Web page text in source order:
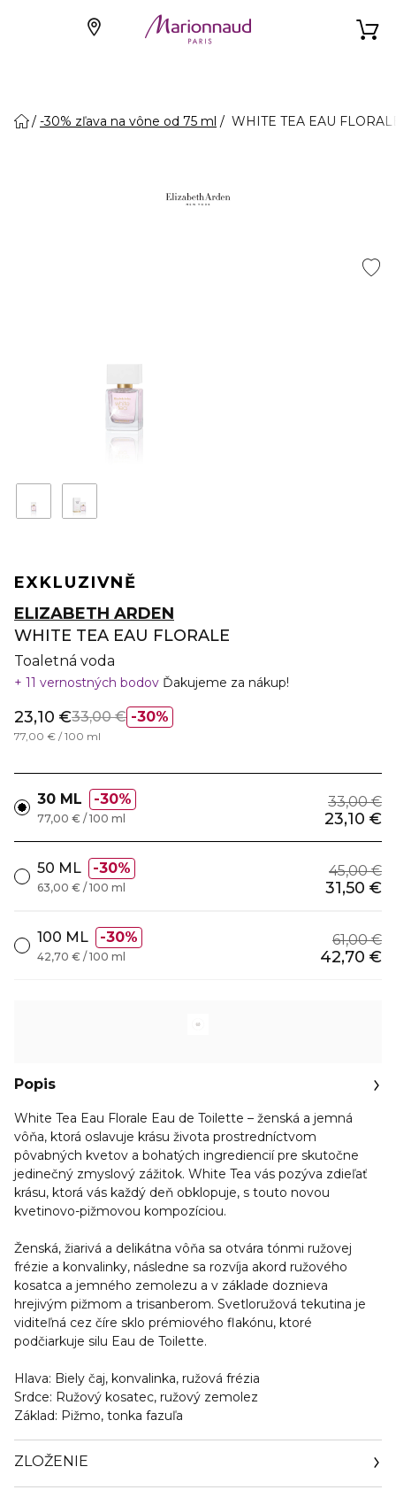
-30% zľava na vône od 75 ml WHITE TEA EAU
EXKLUZIVNĚ
ELIZABETH ARDEN
WHITE TEA EAU FLORALE
Toaletná voda
11 vernostných bodov Ďakujeme za nákup!
30%
23,10 €33,00 €
77,00 € / 100 ml
30 ML 30% 33,00 €
23,10 €
77,00 € / 100 ml
50 ML 30% 45,00 €
31,50 €
63,00 € / 100 ml
100 ML 30% 61,00 €
42,70 €
42,70 € / 100 ml
Popis
White Tea Eau Florale Eau de Toilette – ženská a jemná
vôňa, ktorá oslavuje krásu života prostredníctvom
pôvabných kvetov a bohatých ingrediencií pre skutočne
jedinečný zmyslový zážitok. White Tea vás pozýva zdieľať
krásu, ktorá vás každý deň obklopuje, s touto novou
kvetinovo-pižmovou kompozíciou.
Ženská, žiarivá a delikátna vôňa sa otvára tónmi ružovej
frézie a konvalinky, následne sa rozvíja akord ružového
kosatca a jemného zemolezu a v základe doznieva
hrejivým pižmom a trisanberom. Svetloružová tekutina je
viditeľná cez číre sklo prémiového flakónu, ktoré
podčiarkuje silu Eau de Toilette.
Hlava: Biely čaj, konvalinka, ružová frézia
Srdce: Ružový kosatec, ružový zemolez
Základ: Pižmo, tonka fazuľa
ZLOŽENIE